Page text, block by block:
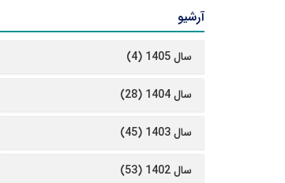
آرشیو
سال 1405 (4)
سال 1404 (28)
سال 1403 (45)
سال 1402 (53)